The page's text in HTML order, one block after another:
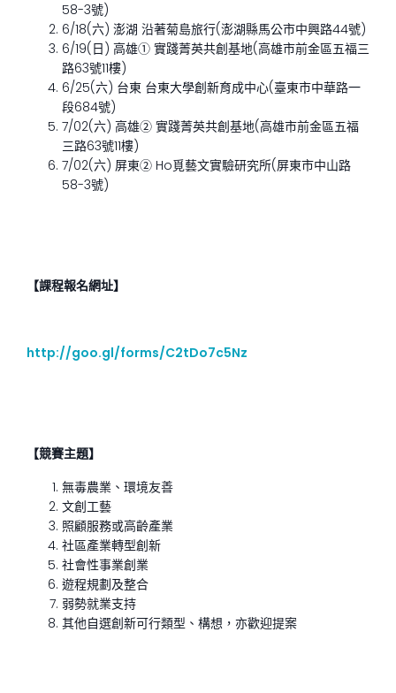
58-3號)
6/18(六) 澎湖 沿著菊島旅行(澎湖縣馬公市中興路44號)
6/19(日) 高雄① 實踐菁英共創基地(高雄市前金區五福三
路63號11樓)
6/25(六) 台東 台東大學創新育成中心(臺東市中華路一
段684號)
7/02(六) 高雄② 實踐菁英共創基地(高雄市前金區五福
三路63號11樓)
7/02(六) 屏東② Ho覓藝文實驗研究所(屏東市中山路
58-3號)
【課程報名網址】
http://goo.gl/forms/C2tDo7c5Nz
【競賽主題】
無毒農業、環境友善
文創工藝
照顧服務或高齡產業
社區產業轉型創新
社會性事業創業
遊程規劃及整合
弱勢就業支持
其他自選創新可行類型、構想，亦歡迎提案